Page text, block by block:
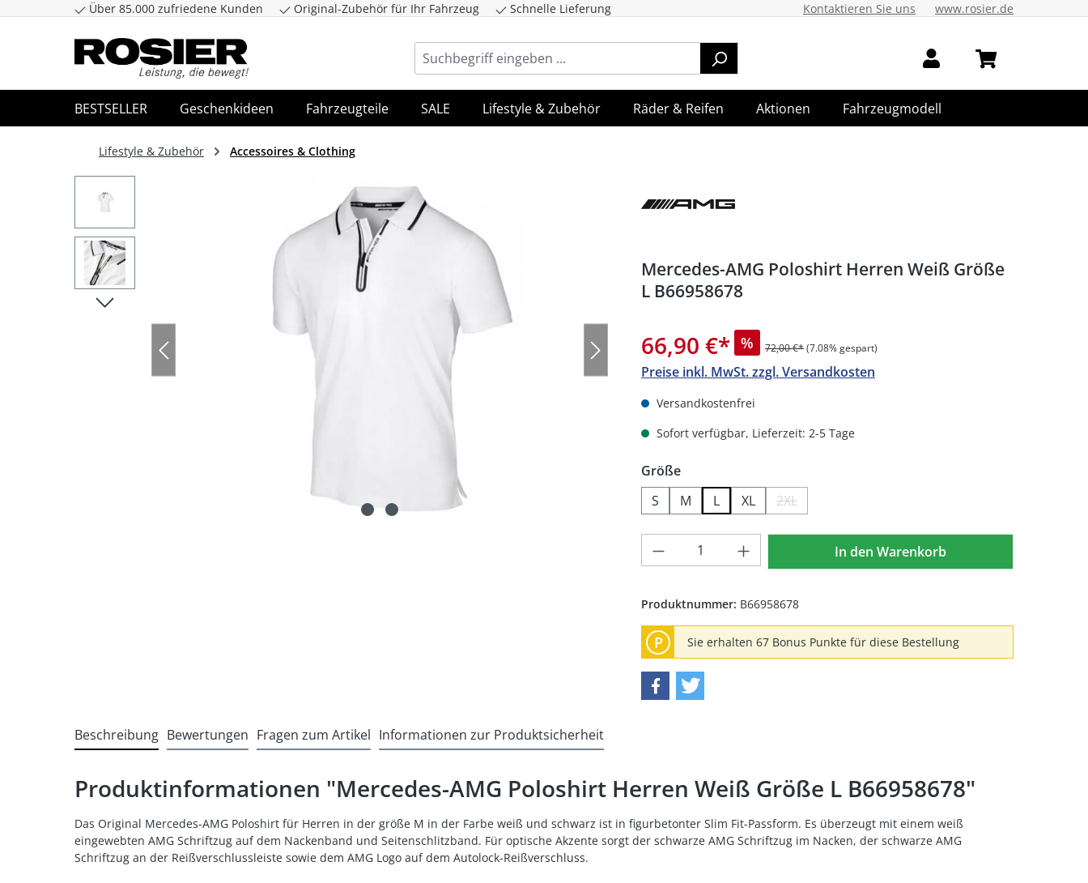
Zum Hauptinhalt springen Zur Suche springen Zur Hauptnavigation springen
Über 85.000 zufriedene Kunden Original-Zubehör für Ihr Fahrzeug Schnelle Lieferung Kontaktieren Sie uns www.rosier.de
BESTSELLER Geschenkideen Fahrzeugteile SALE Lifestyle & Zubehör Räder & Reifen Aktionen Fahrzeugmodell
Lifestyle & Zubehör Accessoires & Clothing
Mercedes-AMG Poloshirt Herren Weiß Größe
L B66958678
66,90 €* % 72,00 €*(7.08% gespart)
Preise inkl. MwSt. zzgl. Versandkosten
Versandkostenfrei
Sofort verfügbar, Lieferzeit: 2-5 Tage
Größeauswählen
S
M L XL 2XL(Diese Option ist zurzeit nicht verfügbar.)
Produkt Anzahl: Gib den gewünschten Wert
In den Warenkorb
Produktnummer: B66958678
P Sie erhalten 67 Bonus Punkte für diese Bestellung
Beschreibung Bewertungen Fragen zum Artikel Informationen zur Produktsicherheit
Produktinformationen "Mercedes-AMG Poloshirt Herren Weiß Größe L B66958678"
Das Original Mercedes-AMG Poloshirt für Herren in der größe M in der Farbe weiß und schwarz ist in figurbetonter Slim Fit-Passform. Es überzeugt mit einem weiß
eingewebten AMG Schriftzug auf dem Nackenband und Seitenschlitzband. Für optische Akzente sorgt der schwarze AMG Schriftzug im Nacken, der schwarze AMG
Schriftzug an der Reißverschlussleiste sowie dem AMG Logo auf dem Autolock-Reißverschluss.